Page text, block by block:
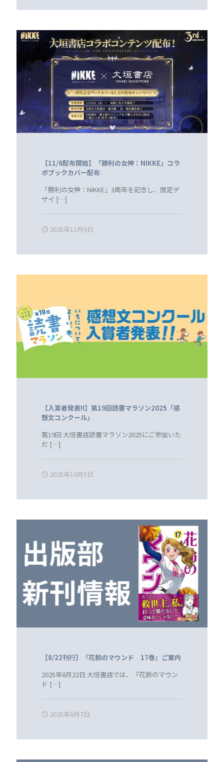
【11/6配布開始】「勝利の女神：NIKKE」コラ
ボブックカバー配布
「勝利の女神：NIKKE」3周年を記念し、限定デ
ザイ […]
2025年11月6日
【入賞者発表!!】第19回読書マラソン2025「感
想文コンクール」
第19回 大垣書店読書マラソン2025にご参加いた
だ […]
2025年10月5日
【8/22刊行】『花鈴のマウンド 17巻』ご案内
2025年8月22日 大垣書店では、『花鈴のマウン
ド […]
2025年8月7日